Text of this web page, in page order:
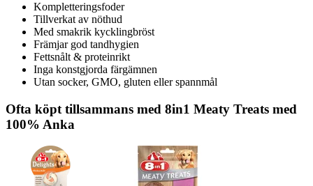
Kompletteringsfoder
Tillverkat av nöthud
Med smakrik kycklingbröst
Främjar god tandhygien
Fettsnålt & proteinrikt
Inga konstgjorda färgämnen
Utan socker, GMO, gluten eller spannmål
Ofta köpt tillsammans med 8in1 Meaty Treats med
100% Anka